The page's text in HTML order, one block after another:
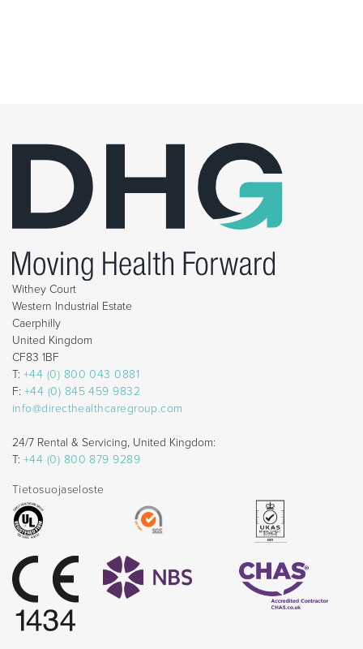
Withey Court
Western Industrial Estate
Caerphilly
United Kingdom
CF83 1BF
T: +44 (0) 800 043 0881
F: +44 (0) 845 459 9832
info@directhealthcaregroup.com
24/7 Rental & Servicing, United Kingdom:
T: +44 (0) 800 879 9289
Tietosuojaseloste